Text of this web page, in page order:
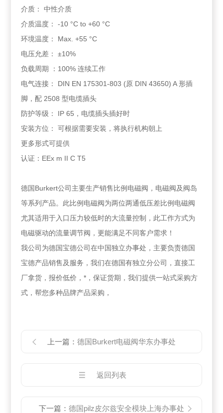
介质： 中性介质
介质温度： -10 °C to +60 °C
环境温度： Max. +55 °C
电压允差： ±10%
负载周期 ：100% 连续工作
电气连接： DIN EN 175301-803 (原 DIN 43650) A 形插
脚，配 2508 型电缆插头
防护等级： IP 65，电缆插头插好时
安装方位： 可根据需要安装，将执行机构朝上
更多形式可提供
认证：EEx m II C T5
德国Burkert公司主要生产销售比例电磁阀，电磁阀及阀岛
等系列产品。此比例电磁阀为两位两通低压差比例电磁阀
尤其适用于入口压力较低时的大流量控制，此工作方式为
电磁驱动的流量调节阀，更能满足不同客户需求！
我公司为德国宝德公司在中国独立办事处，主要负责德国
宝德产品销售及服务，我们在德国有独立分公司，直接工
厂拿货，报价低价，*，保证货期，我们提供一站式采购方
式，帮您多种品牌产品采购，
上一篇： 德国Burkert电磁阀华东办事处
返回列表
下一篇： 德国pilz皮尔兹安全模块上海办事处